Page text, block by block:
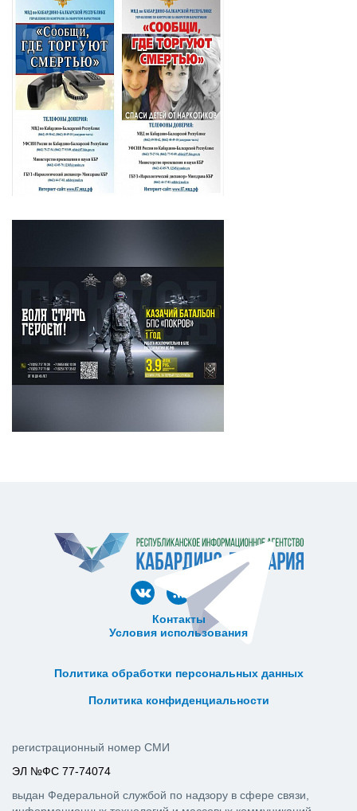
Контакты
Условия использования
Политика обработки персональных данных
Политика конфиденциальности
регистрационный номер СМИ
ЭЛ №ФС 77-74074
выдан Федеральной службой по надзору в сфере связи,